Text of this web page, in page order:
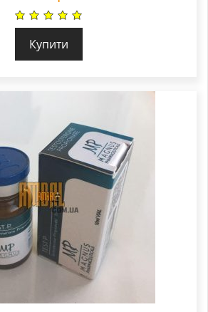
Купити